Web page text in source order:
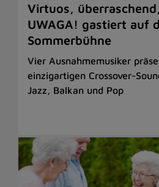
Virtuos,
UWAGA! gastiert auf
Sommerbühne
Vier Ausnahmemusiker
einzigartigen Crossover-
Jazz, Balkan und Pop